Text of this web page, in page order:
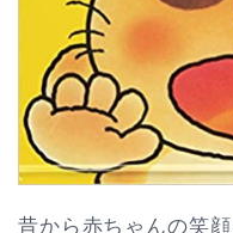
昔から赤ちゃんの笑